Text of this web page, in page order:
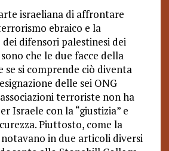
israeliana di affrontare
ebraico e la
difensori palestinesi dei
che le due facce della
se si comprende ciò diventa
delle sei ONG
terroriste non ha
Israele con la “giustizia” e
Piuttosto, come la
in due articoli diversi